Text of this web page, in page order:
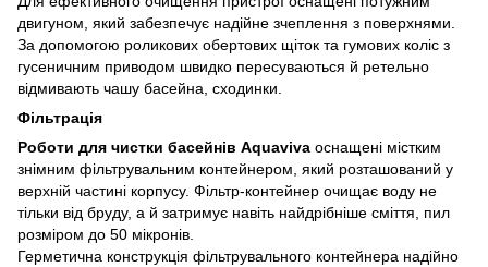
двигуном, який забезпечує надійне зчеплення з поверхнями.
За допомогою роликових обертових щіток та гумових коліс з
гусеничним приводом швидко пересуваються й ретельно
відмивають чашу басейна, сходинки.
Фільтрація
Роботи для чистки басейнів Aquaviva оснащені містким
знімним фільтрувальним контейнером, який розташований у
верхній частині корпусу. Фільтр-контейнер очищає воду не
тільки від бруду, а й затримує навіть найдрібніше сміття, пил
розміром до 50 мікронів.
Герметична конструкція фільтрувального контейнера надійно